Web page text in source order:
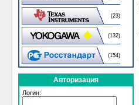
(23)
(132)
(154)
Авторизация
Логин: